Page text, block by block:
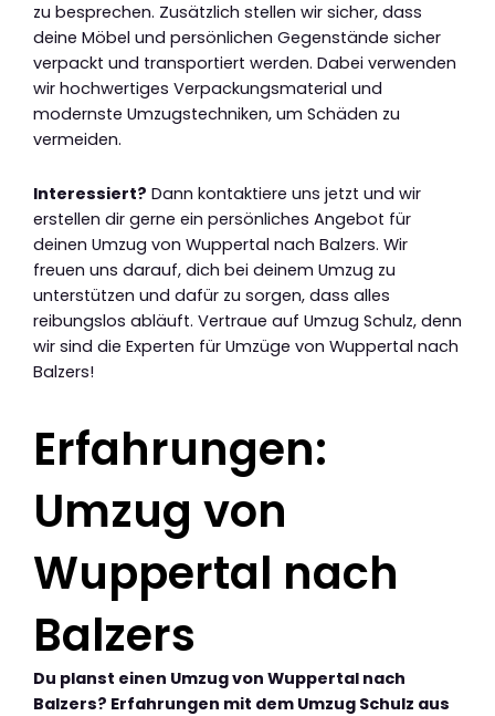
zu besprechen. Zusätzlich stellen wir sicher, dass
deine Möbel und persönlichen Gegenstände sicher
verpackt und transportiert werden. Dabei verwenden
wir hochwertiges Verpackungsmaterial und
modernste Umzugstechniken, um Schäden zu
vermeiden.
Interessiert? Dann kontaktiere uns jetzt und wir
erstellen dir gerne ein persönliches Angebot für
deinen Umzug von Wuppertal nach Balzers. Wir
freuen uns darauf, dich bei deinem Umzug zu
unterstützen und dafür zu sorgen, dass alles
reibungslos abläuft. Vertraue auf Umzug Schulz, denn
wir sind die Experten für Umzüge von Wuppertal nach
Balzers!
Erfahrungen:
Umzug von
Wuppertal nach
Balzers
Du planst einen Umzug von Wuppertal nach
Balzers? Erfahrungen mit dem Umzug Schulz aus